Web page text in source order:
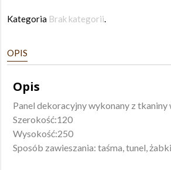
Kategoria Brak kategorii.
OPIS
Opis
Panel dekoracyjny wykonany z
Szerokość:120
Wysokość:250
Sposób zawieszania: taśma, tunel, żabki